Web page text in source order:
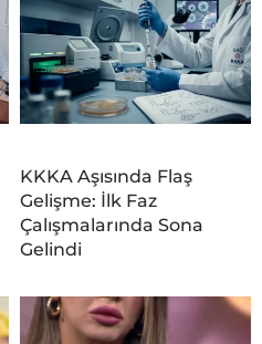
KKKA Aşısında Flaş
Gelişme: İlk Faz
Çalışmalarında Sona
Gelindi